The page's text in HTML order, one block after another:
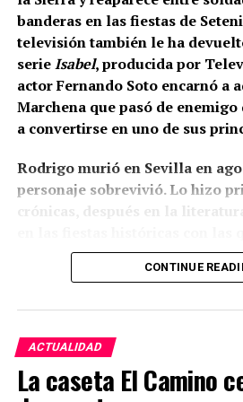
Cuánto se cobra
El salario mínimo oficial francés
brutos por hora. Sin embargo,
consultadas por France Travail
14,50 euros brutos,
trabajo realizado.
CCOO calcula unos ingresos de
euros netos mensuales, que
La jornada ordinaria es de 35
De la hora 36 a la 43: un
banderas en las fiestas de
televisión también le ha
serieIsabel, producida por
actor Fernando Soto encarnó a
Marchena que pasó de
a convertirse en uno de sus
Rodrigo murió en Sevilla en
personaje sobrevivió. Lo hizo
crónicas, después en la
municipios andaluces
el Cid, sigue ganando batallas
CONTINUE
ACTUALIDAD
La caseta El Camino